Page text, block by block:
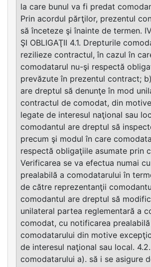
la care bunul va fi predat
Prin acordul părţilor, prezentul
să înceteze şi înainte de termen.
ŞI OBLIGAŢII 4.1. Drepturile
rezilieze contractul, în cazul în
comodatarul nu-şi respectă
prevăzute în prezentul contract;
are dreptul să denunţe în mod
contractul de comodat, din
legate de interesul naţional sau
comodantul are dreptul să
precum şi modul în care
respectă obligaţiile asumate prin
Verificarea se va efectua numai
prealabilă a comodatarului în
de către reprezentanţii
comodantul are dreptul să
unilateral partea reglementară a
comodat, cu notificarea prealabilă
comodatarului din motive
de interesul naţional sau local.
comodatarului a). să i se asigure